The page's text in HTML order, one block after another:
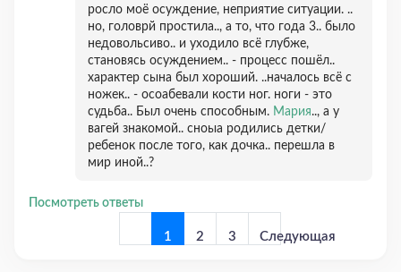
росло моё осуждение, неприятие ситуации. ..
но, головрй простила.., а то, что года 3.. было
недовольсиво.. и уходило всё глубже,
становясь осуждением.. - процесс пошёл..
характер сына был хороший. ..началось всё с
ножек.. - осоабевали кости ног. ноги - это
судьба.. Был очень способным. Мария.., а у
вагей знакомой.. сноыа родились детки/
ребенок после того, как дочка.. перешла в
мир иной..?
Посмотреть ответы
1 2 3 Следующая